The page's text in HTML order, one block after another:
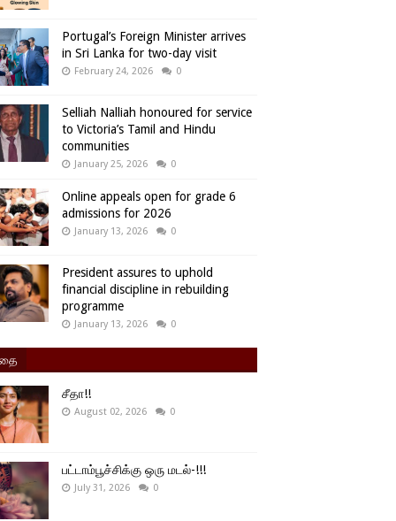
Portugal’s Foreign Minister arrives
in Sri Lanka for two-day visit
February 24, 2026 0
Selliah Nalliah honoured for service
to Victoria’s Tamil and Hindu
communities
January 25, 2026 0
Online appeals open for grade 6
admissions for 2026
January 13, 2026 0
President assures to uphold
financial discipline in rebuilding
programme
January 13, 2026 0
சீதா!!
August 02, 2026 0
பட்டாம்பூச்சிக்கு ஒரு மடல்-!!!
July 31, 2026 0